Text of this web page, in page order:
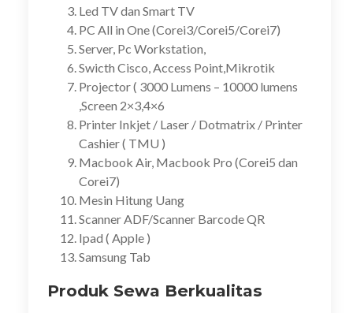
Led TV dan Smart TV
PC All in One (Corei3/Corei5/Corei7)
Server, Pc Workstation,
Swicth Cisco, Access Point,Mikrotik
Projector ( 3000 Lumens – 10000 lumens
,Screen 2×3,4×6
Printer Inkjet / Laser / Dotmatrix / Printer
Cashier ( TMU )
Macbook Air, Macbook Pro (Corei5 dan
Corei7)
Mesin Hitung Uang
Scanner ADF/Scanner Barcode QR
Ipad ( Apple )
Samsung Tab
Produk Sewa Berkualitas